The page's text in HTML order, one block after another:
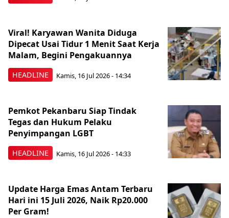
HEADLINE
Viral! Karyawan Wanita Diduga
Dipecat Usai Tidur 1 Menit Saat Kerja
Malam, Begini Pengakuannya
Kamis, 16 Jul 2026 - 14:34
HEADLINE
Pemkot Pekanbaru Siap Tindak
Tegas dan Hukum Pelaku
Penyimpangan LGBT
Kamis, 16 Jul 2026 - 14:33
Update Harga Emas Antam Terbaru
Hari ini 15 Juli 2026, Naik Rp20.000
Per Gram!